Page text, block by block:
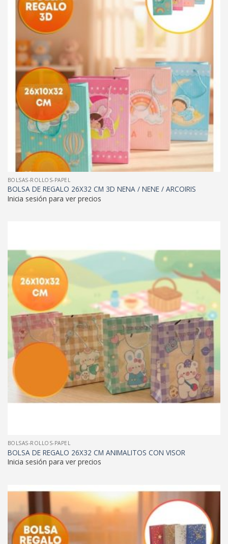
BOLSAS-ROLLOS-PAPEL
BOLSA DE REGALO 26X32 CM 3D NENA / NENE / ARCOIRIS
Inicia sesión para ver precios
BOLSAS-ROLLOS-PAPEL
BOLSA DE REGALO 26X32 CM ANIMALITOS CON VISOR
Inicia sesión para ver precios